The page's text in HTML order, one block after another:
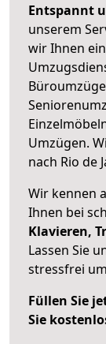
Entspannt
unserem
wir Ihnen
Umzügen.
nach Rio de
Wir kennen
Ihnen bei
Klavieren,
Lassen Sie
stressfrei
Füllen Sie
Sie